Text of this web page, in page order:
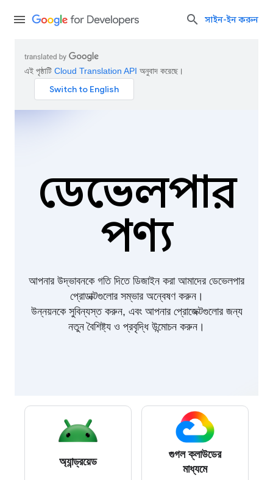
সাইন-ইন করুন
এই পৃষ্ঠাটি Cloud Translation API অনুবাদ করেছে।
ডেভেলপার
পণ্য
আপনার উদ্ভাবনকে গতি দিতে ডিজাইন করা আমাদের ডেভেলপার
প্রোডাক্টগুলোর সম্ভার অন্বেষণ করুন।
উন্নয়নকে সুবিন্যস্ত করুন, এবং আপনার প্রোজেক্টগুলোর জন্য
নতুন বৈশিষ্ট্য ও প্রবৃদ্ধি উন্মোচন করুন।
অ্যান্ড্রয়েড
গুগল ক্লাউডের
মাধ্যমে